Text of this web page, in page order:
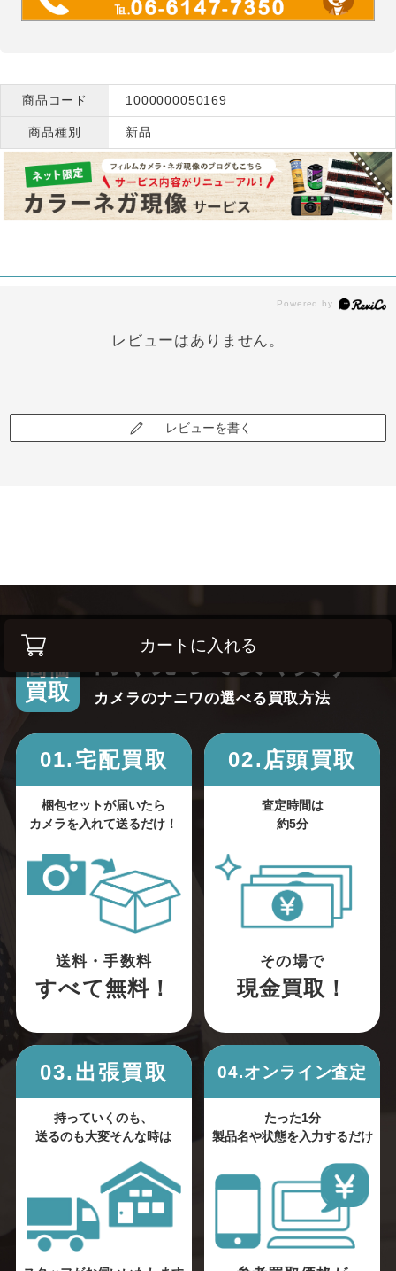
カートに入れる
商品コード 1000000050169
商品種別 新品
レビューはありません。
レビューを書く
高価
買取
高く売って安く買う！
カメラのナニワの選べる買取方法
01.宅配買取
梱包セットが届いたら
カメラを入れて送るだけ！
送料・手数料
すべて無料！
02.店頭買取
査定時間は
約5分
その場で
現金買取！
03.出張買取
持っていくのも、
送るのも大変そんな時は
04.オンライン査定
たった1分
製品名や状態を入力するだけ